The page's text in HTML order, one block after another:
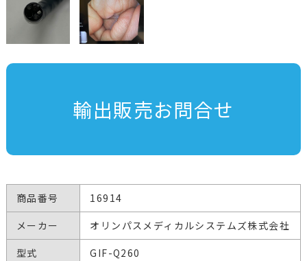
輸出販売お問合せ
商品番号
16914
メーカー
オリンパスメディカルシステムズ株式会社
型式
GIF-Q260